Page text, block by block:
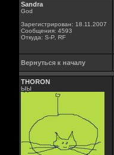
Sandra
God
Зарегистрирован: 18.11.2007
Сообщения: 4593
Откуда: S-P, RF
Вернуться к началу
THORON
ЫЫ